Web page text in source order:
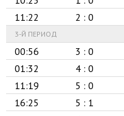
11:22 2 : 0
3-Й ПЕРИОД
00:56 3 : 0
01:32 4 : 0
11:19 5 : 0
16:25 5 : 1